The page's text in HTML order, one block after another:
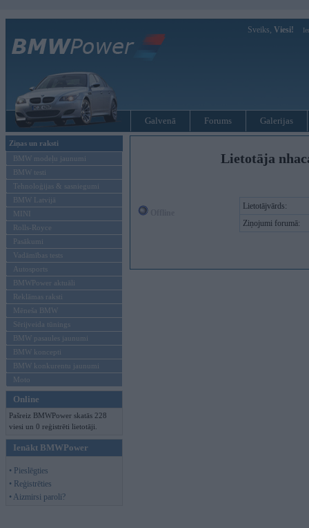
Sveiks, Viesi!
Galvenā Forums Galerijas
Ziņas un raksti
BMW modeļu jaunumi
BMW testi
Tehnoloģijas & sasniegumi
BMW Latvijā
MINI
Rolls-Royce
Pasākumi
Vadāmības tests
Autosports
BMWPower aktuāli
Reklāmas raksti
Mēneša BMW
Sērijveida tūnings
BMW pasaules jaunumi
BMW koncepti
BMW konkurentu jaunumi
Moto
Online
Pašreiz BMWPower skatās 228
viesi un 0 reģistrēti lietotāji.
Ienākt BMWPower
• Pieslēgties
• Reģistrēties
• Aizmirsi paroli?
Lietotāja
Lietotājvārds:
Ziņojumi forumā: